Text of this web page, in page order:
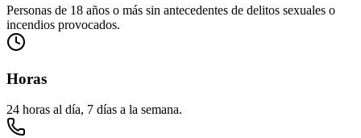
Personas de 18 años o más sin antecedentes de delitos sexuales o
incendios provocados.
Horas
24 horas al día, 7 días a la semana.